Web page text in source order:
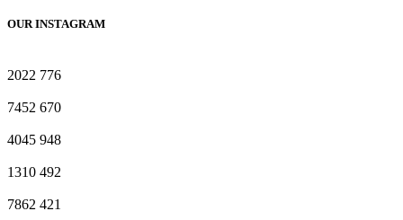
OUR INSTAGRAM
2022 776
7452 670
4045 948
1310 492
7862 421